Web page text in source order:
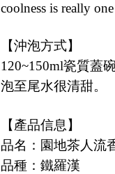
coolness is really
【沖泡方式】
120~150ml瓷質蓋
泡至尾水很清甜。
【產品信息】
品名：園地茶人流
品種：鐵羅漢